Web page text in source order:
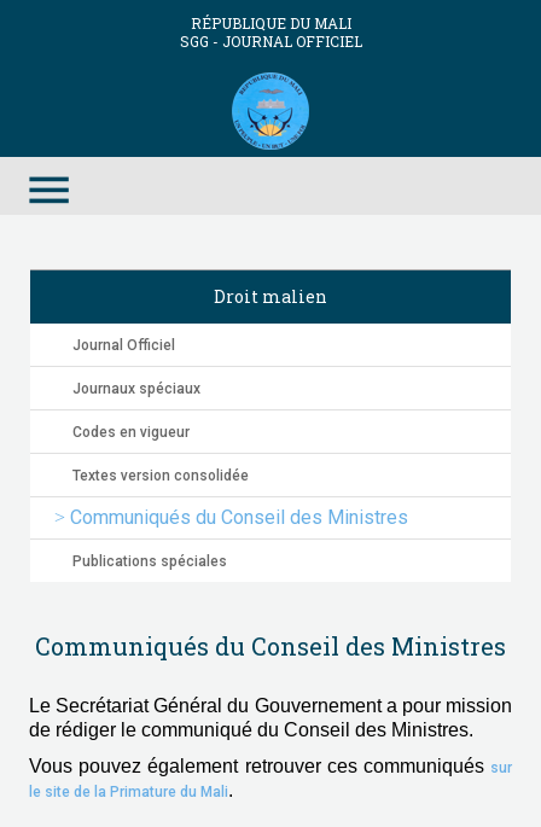
RÉPUBLIQUE DU MALI
SGG - JOURNAL OFFICIEL
menu
Droit malien
Journal Officiel
Journaux spéciaux
Codes en vigueur
Textes version consolidée
Communiqués du Conseil des Ministres
Publications spéciales
Communiqués du Conseil des Ministres
Le Secrétariat Général du Gouvernement a pour mission
de rédiger le communiqué du Conseil des Ministres.
Vous pouvez également retrouver ces communiqués sur
le site de la Primature du Mali.